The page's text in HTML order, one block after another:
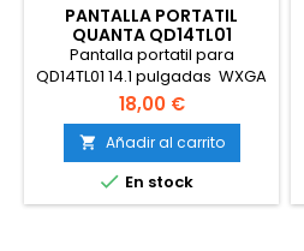
PANTALLA PORTATIL
QUANTA QD14TL01
Pantalla portatil para
QD14TL01 14.1 pulgadas WXGA
30 pines
18,00 €
 Añadir al carrito
 En stock